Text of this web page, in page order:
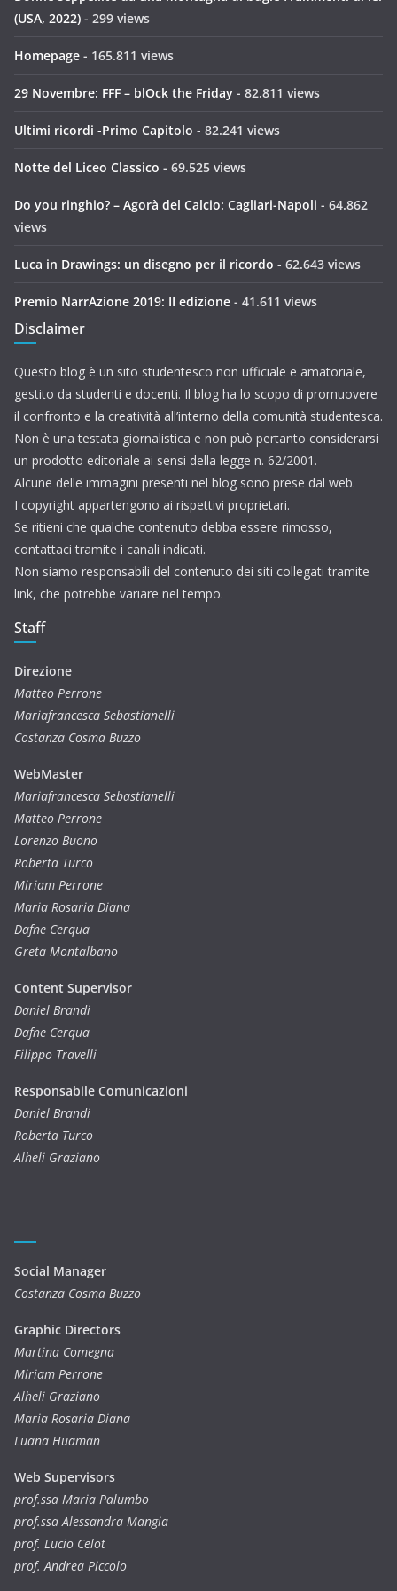
(USA, 2022) - 299 views
Homepage - 165.811 views
29 Novembre: FFF – blOck the Friday - 82.811 views
Ultimi ricordi -Primo Capitolo - 82.241 views
Notte del Liceo Classico - 69.525 views
Do you ringhio? – Agorà del Calcio: Cagliari-Napoli - 64.862
views
Luca in Drawings: un disegno per il ricordo - 62.643 views
Premio NarrAzione 2019: II edizione - 41.611 views
Disclaimer
Questo blog è un sito studentesco non ufficiale e amatoriale,
gestito da studenti e docenti. Il blog ha lo scopo di promuovere
il confronto e la creatività all’interno della comunità studentesca.
Non è una testata giornalistica e non può pertanto considerarsi
un prodotto editoriale ai sensi della legge n. 62/2001.
Alcune delle immagini presenti nel blog sono prese dal web.
I copyright appartengono ai rispettivi proprietari.
Se ritieni che qualche contenuto debba essere rimosso,
contattaci tramite i canali indicati.
Non siamo responsabili del contenuto dei siti collegati tramite
link, che potrebbe variare nel tempo.
Staff
Direzione
Matteo Perrone
Mariafrancesca Sebastianelli
Costanza Cosma Buzzo
WebMaster
Mariafrancesca Sebastianelli
Matteo Perrone
Lorenzo Buono
Roberta Turco
Miriam Perrone
Maria Rosaria Diana
Dafne Cerqua
Greta Montalbano
Content Supervisor
Daniel Brandi
Dafne Cerqua
Filippo Travelli
Responsabile Comunicazioni
Daniel Brandi
Roberta Turco
Alheli Graziano
Social Manager
Costanza Cosma Buzzo
Graphic Directors
Martina Comegna
Miriam Perrone
Alheli Graziano
Maria Rosaria Diana
Luana Huaman
Web Supervisors
prof.ssa Maria Palumbo
prof.ssa Alessandra Mangia
prof. Lucio Celot
prof. Andrea Piccolo